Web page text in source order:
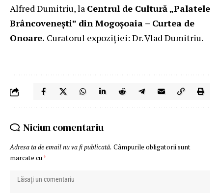
Alfred Dumitriu, la Centrul de Cultură „Palatele
Brâncoveneşti” din Mogoșoaia – Curtea de
Onoare. Curatorul expoziției: Dr. Vlad Dumitriu.
Niciun comentariu
Adresa ta de email nu va fi publicată. Câmpurile obligatorii sunt
marcate cu *